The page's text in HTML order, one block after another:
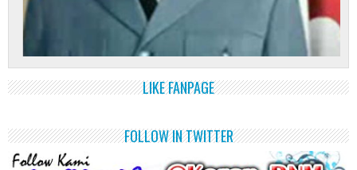
LIKE FANPAGE
FOLLOW IN TWITTER